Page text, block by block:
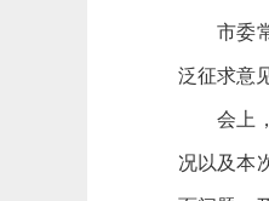
市委常
泛征求意
会上，
况以及本